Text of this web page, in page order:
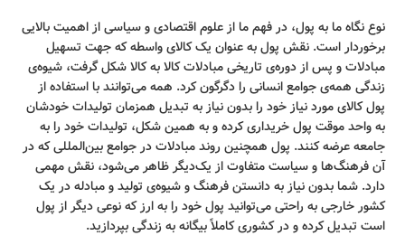
نوع نگاه ما به پول، در فهم ما از علوم اقتصادی و سیاسی از اهمیت بالایی
برخوردار است. نقش پول به عنوان یک کالای واسطه که جهت تسهیل
مبادلات و پس از دوره‌ی تاریخی مبادلات کالا به کالا شکل گرفت، شیوه‌ی
زندگی همه‌ی جوامع انسانی را دگرگون کرد. همه می‌توانند با استفاده از
پول کالای مورد نیاز خود را بدون نیاز به تبدیل همزمان تولیدات خودشان
به واحد موقت پول خریداری کرده و به همین شکل، تولیدات خود را به
جامعه عرضه کنند. پول همچنین روند مبادلات در جوامع بین‌المللی که در
آن فرهنگ‌ها و سیاست متفاوت از یک‌دیگر ظاهر می‌شود، نقش مهمی
دارد. شما بدون نیاز به دانستن فرهنگ و شیوه‌ی تولید و مبادله در یک
کشور خارجی به راحتی می‌توانید پول خود را به ارز که نوعی دیگر از پول
است تبدیل کرده و در کشوری کاملاً بیگانه به زندگی بپردازید.